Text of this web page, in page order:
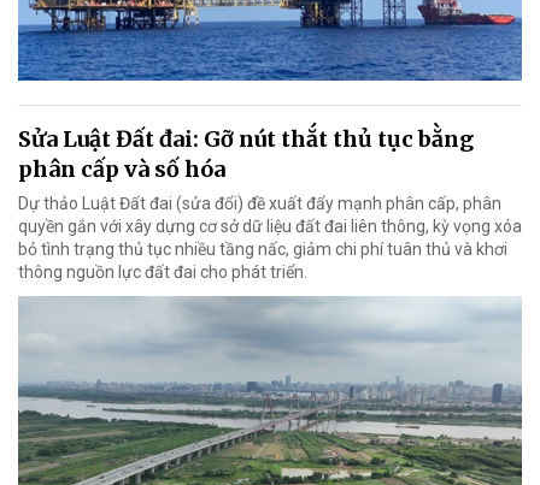
Sửa Luật Đất đai: Gỡ nút thắt thủ tục bằng
phân cấp và số hóa
Dự thảo Luật Đất đai (sửa đổi) đề xuất đẩy mạnh phân cấp, phân
quyền gắn với xây dựng cơ sở dữ liệu đất đai liên thông, kỳ vọng xóa
bỏ tình trạng thủ tục nhiều tầng nấc, giảm chi phí tuân thủ và khơi
thông nguồn lực đất đai cho phát triển.